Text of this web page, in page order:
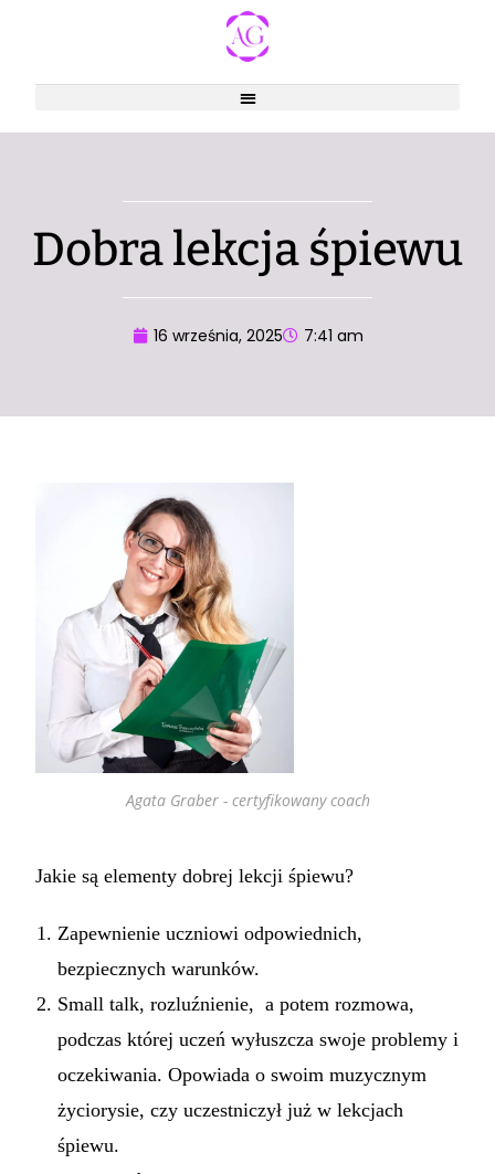
Dobra lekcja śpiewu
16 września, 2025 7:41 am
Agata Graber - certyfikowany coach
Jakie są elementy dobrej lekcji śpiewu?
Zapewnienie uczniowi odpowiednich,
bezpiecznych warunków.
Small talk, rozluźnienie, a potem rozmowa,
podczas której uczeń wyłuszcza swoje problemy i
oczekiwania. Opowiada o swoim muzycznym
życiorysie, czy uczestniczył już w lekcjach
śpiewu.